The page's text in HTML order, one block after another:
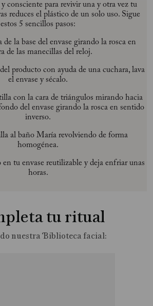
consciente para revivir una y otra vez tu
reduces el plástico de un solo uso. Sigue
estos 5 sencillos pasos:
de la base del envase girando la rosca en
de las manecillas del reloj.
producto con ayuda de una cuchara, lava
el envase y sécalo.
con la cara de triángulos mirando hacia
del envase girando la rosca en sentido
inverso.
al baño María revolviendo de forma
homogénea.
tu envase reutilizable y deja enfriar unas
horas.
tu ritual